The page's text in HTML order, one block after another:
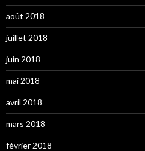
août 2018
juillet 2018
juin 2018
mai 2018
avril 2018
mars 2018
février 2018